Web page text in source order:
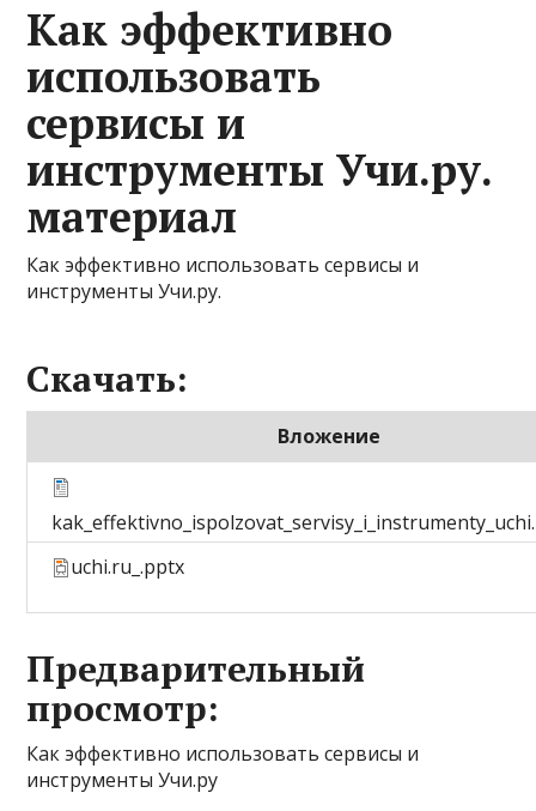
Как эффективно
использовать
сервисы и
инструменты Учи.ру.
материал
Как эффективно использовать сервисы и
инструменты Учи.ру.
Скачать:
Вложение
uchi.ru_.pptx
Предварительный
просмотр:
Как эффективно использовать сервисы и
инструменты Учи.ру